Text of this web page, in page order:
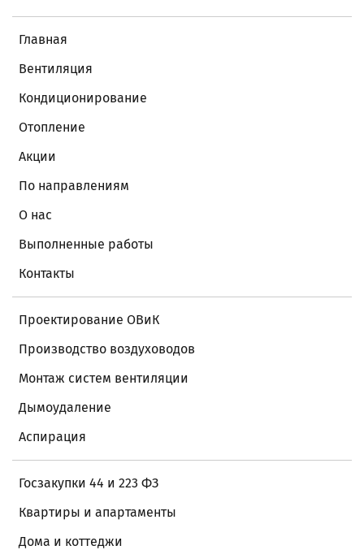
Главная
Вентиляция
Кондиционирование
Отопление
Акции
По направлениям
О нас
Выполненные работы
Контакты
Проектирование ОВиК
Производство воздуховодов
Монтаж систем вентиляции
Дымоудаление
Аспирация
Госзакупки 44 и 223 ФЗ
Квартиры и апартаменты
Дома и коттеджи